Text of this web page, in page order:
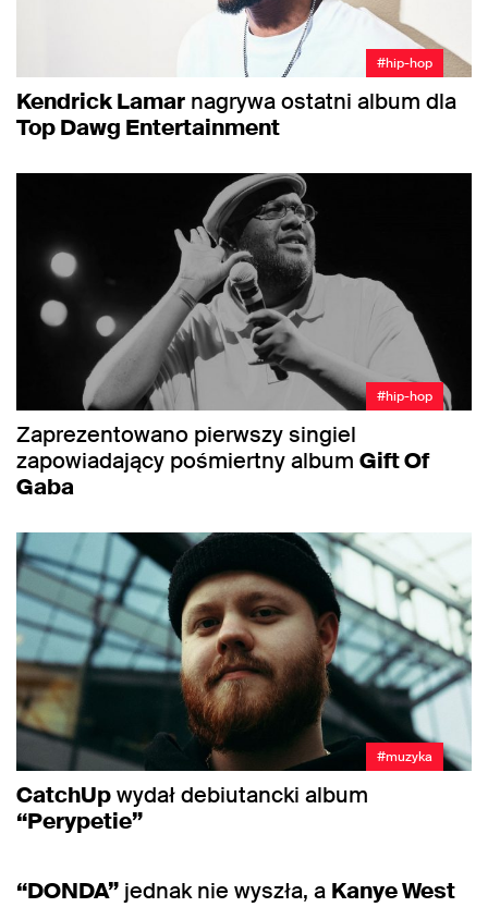
#hip-hop
Kendrick Lamar nagrywa ostatni album dla
Top Dawg Entertainment
#hip-hop
Zaprezentowano pierwszy singiel
zapowiadający pośmiertny album Gift Of
Gaba
#muzyka
CatchUpwydał debiutancki album
“Perypetie”
“DONDA” jednak nie wyszła, a Kanye West